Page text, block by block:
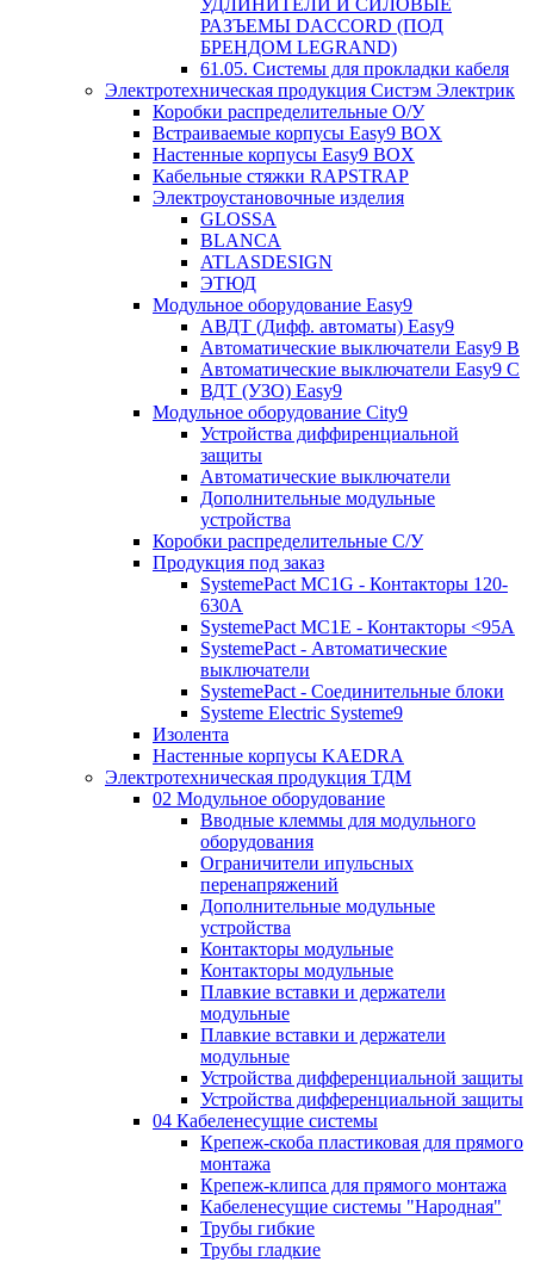
РАЗЪЕМЫ DACCORD (ПОД
БРЕНДОМ LEGRAND)
61.05. Системы для прокладки кабеля
Электротехническая продукция Систэм Электрик
Коробки распределительные О/У
Встраиваемые корпусы Easy9 BOX
Настенные корпусы Easy9 BOX
Кабельные стяжки RAPSTRAP
Электроустановочные изделия
GLOSSA
BLANCA
ATLASDESIGN
ЭТЮД
Модульное оборудование Easy9
АВДТ (Дифф. автоматы) Easy9
Автоматические выключатели Easy9 В
Автоматические выключатели Easy9 С
ВДТ (УЗО) Easy9
Модульное оборудование City9
Устройства диффиренциальной
защиты
Автоматические выключатели
Дополнительные модульные
устройства
Коробки распределительные C/У
Продукция под заказ
SystemePact MC1G - Контакторы 120-
630A
SystemePact MC1E - Контакторы <95A
SystemePact - Автоматические
выключатели
SystemePact - Соединительные блоки
Systeme Electric Systeme9
Изолента
Настенные корпусы KAEDRA
Электротехническая продукция ТДМ
02 Модульное оборудование
Вводные клеммы для модульного
оборудования
Ограничители ипульсных
перенапряжений
Дополнительные модульные
устройства
Контакторы модульные
Контакторы модульные
Плавкие вставки и держатели
модульные
Плавкие вставки и держатели
модульные
Устройства дифференциальной защиты
Устройства дифференциальной защиты
04 Кабеленесущие системы
Крепеж-скоба пластиковая для прямого
монтажа
Крепеж-клипса для прямого монтажа
Кабеленесущие системы "Народная"
Трубы гибкие
Трубы гладкие